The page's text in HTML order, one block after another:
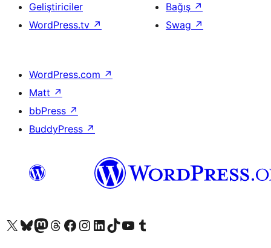
Geliştiriciler
WordPress.tv ↗
Bağış ↗
Swag ↗
WordPress.com ↗
Matt ↗
bbPress ↗
BuddyPress ↗
X (eski Twitter) hesabımıza bakın
Bluesky hesabımızı ziyaret edinMastodon hesabımızı ziyaret edinThreads hesabımızı ziyaret edinFacebook sayfamızı ziyaret edinInstagram hesabımızı ziyaret edinLinkedIn hesabımızı ziyaret edinTikTok hesabımızı ziyaret edinYouTube kanalımızı ziyaret edinTumblr hesabımızı ziyaret edin